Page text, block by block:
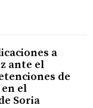
a
ante el
de
el
Soria